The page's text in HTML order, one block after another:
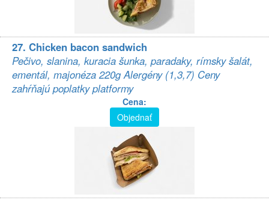
27. Chicken bacon sandwich
Pečivo, slanina, kuracia šunka, paradaky, rímsky šalát,
ementál, majonéza 220g Alergény (1,3,7) Ceny
zahŕňajú poplatky platformy
Cena:
Objednať